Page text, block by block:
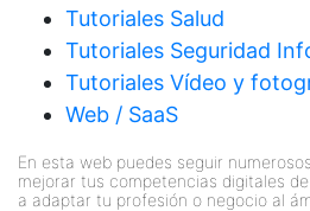
Tutoriales Salud
Tutoriales Seguridad
Tutoriales Vídeo y
Web / SaaS
En esta web puedes seguir
mejorar tus competencias digitales
a adaptar tu profesión o negocio al